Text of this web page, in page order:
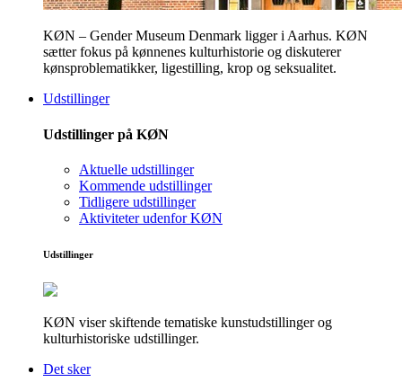
KØN – Gender Museum Denmark ligger i Aarhus. KØN
sætter fokus på kønnenes kulturhistorie og diskuterer
kønsproblematikker, ligestilling, krop og seksualitet.
Udstillinger
Udstillinger på KØN
Aktuelle udstillinger
Kommende udstillinger
Tidligere udstillinger
Aktiviteter udenfor KØN
Udstillinger
KØN viser skiftende tematiske kunstudstillinger og
kulturhistoriske udstillinger.
Det sker